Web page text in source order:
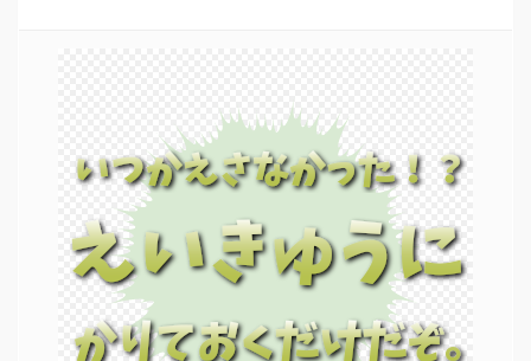
いつかえさなかった！？
えいきゅうに
かりておくだけだぞ。